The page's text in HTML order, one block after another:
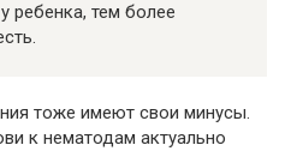
ребенка, тем более
тоже имеют свои минусы.
к нематодам актуально